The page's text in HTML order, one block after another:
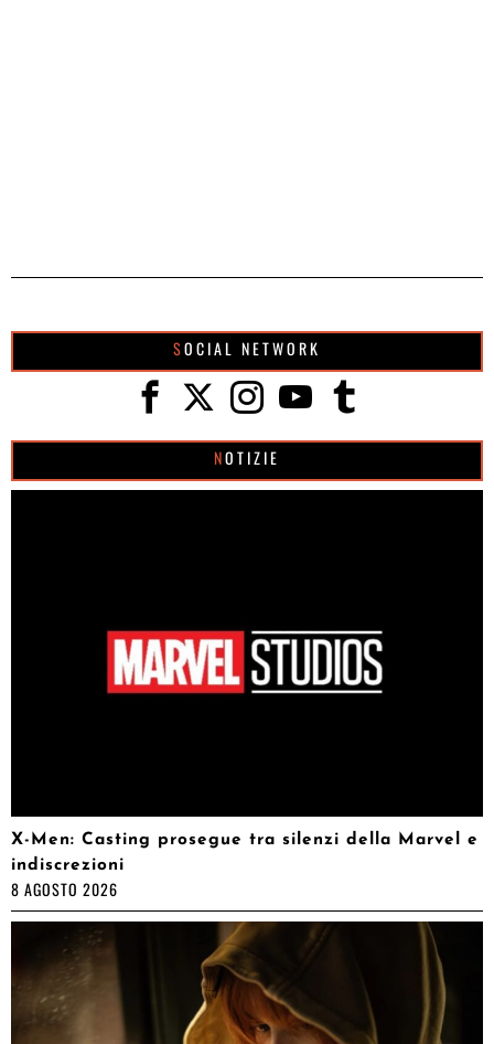
SOCIAL NETWORK
NOTIZIE
X-Men: Casting prosegue tra silenzi della Marvel e
indiscrezioni
8 AGOSTO 2026